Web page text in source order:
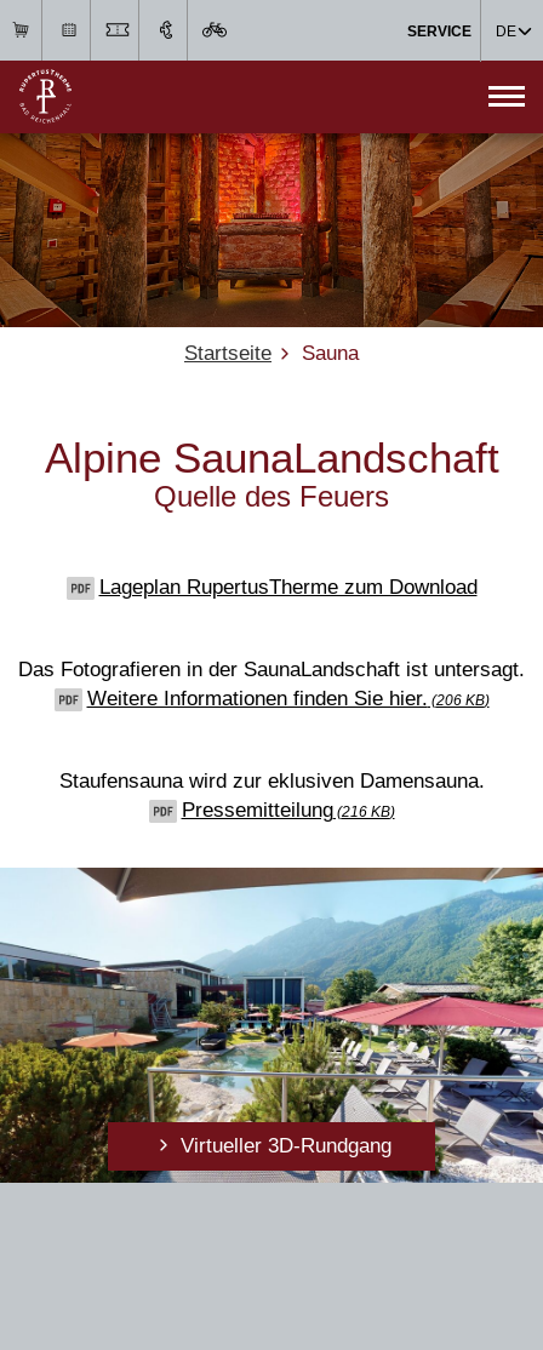
SERVICE DE
Startseite Sauna
Alpine SaunaLandschaft
Quelle des Feuers
Lageplan RupertusTherme zum Download
Das Fotografieren in der SaunaLandschaft ist untersagt.
Weitere Informationen finden Sie hier. 206 KB
Staufensauna wird zur eklusiven Damensauna.
Pressemitteilung 216 KB
Virtueller 3D-Rundgang